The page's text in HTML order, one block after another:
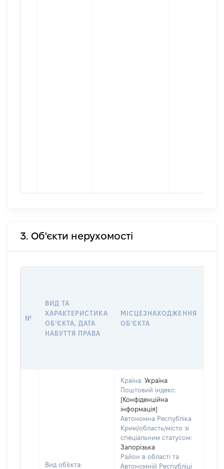
3. Об'єкти нерухомості
№
ВИД ТА
ХАРАКТЕРИСТИКА
ОБʼЄКТА, ДАТА
НАБУТТЯ ПРАВА
МІСЦЕЗНАХОДЖЕННЯ
ОБʼЄКТА
Вид об'єкта:
Країна: Україна
Поштовий індекс:
[Конфіденційна
інформація]
Автономна Республіка
Крим/область/місто зі
спеціальним статусом:
Запорізька
Район в області та
Автономній Республіці